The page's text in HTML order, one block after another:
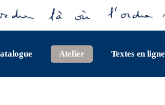
Atelier Textes en ligne